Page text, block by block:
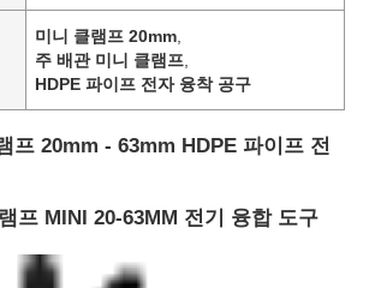
미니 클램프 20mm
주 배관 미니 클램프
HDPE 파이프 전자 융착 공구
프 20mm - 63mm HDPE 파이프 전
프 MINI 20-63MM 전기 융합 도구